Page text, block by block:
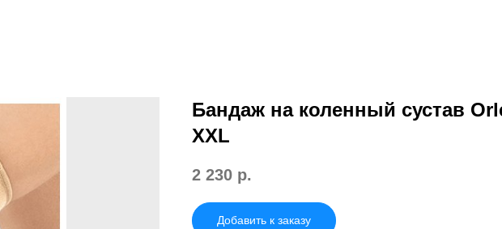
Бандаж на коленный сустав
XXL
2 230 р.
Добавить к заказу